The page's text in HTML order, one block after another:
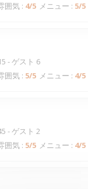
囲気 : 4/5 メニュー : 5/5
- ゲスト 6
囲気 : 5/5 メニュー : 4/5
- ゲスト 2
囲気 : 5/5 メニュー : 4/5